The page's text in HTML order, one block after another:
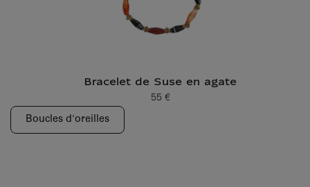
Bracelet de Suse en agate
Prix ​​actuel
55 €
Boucles d'oreilles